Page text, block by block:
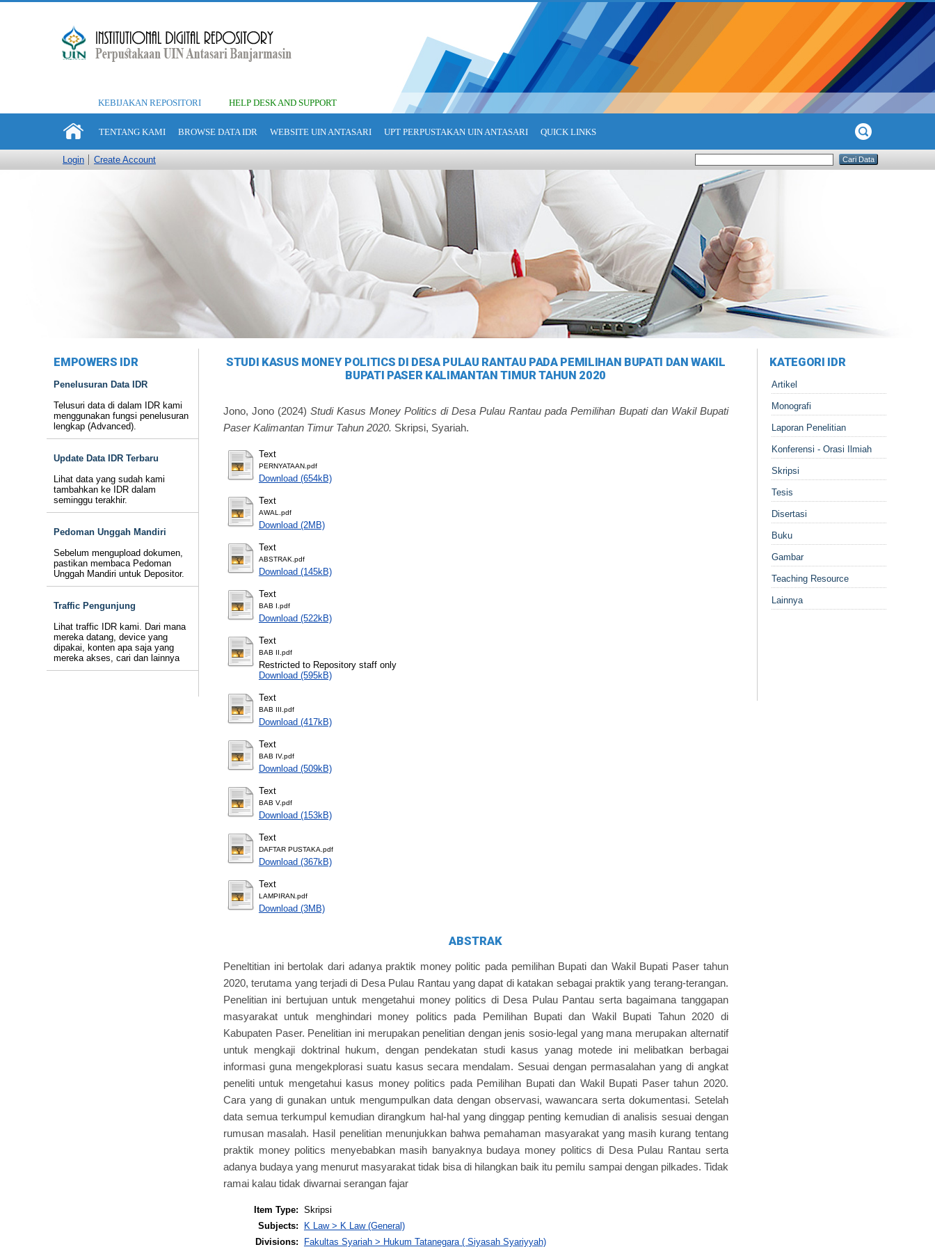
KEBIJAKAN REPOSITORI HELP DESK AND SUPPORT
TENTANG KAMI BROWSE DATA IDR WEBSITE UIN ANTASARI UPT PERPUSTAKAN UIN ANTASARI QUICK LINKS
Login Create Account
EMPOWERS IDR
Penelusuran Data IDR
Telusuri data di dalam IDR kami
menggunakan fungsi penelusuran
lengkap (Advanced).
Update Data IDR Terbaru
Lihat data yang sudah kami
tambahkan ke IDR dalam
seminggu terakhir.
Pedoman Unggah Mandiri
Sebelum mengupload dokumen,
pastikan membaca Pedoman
Unggah Mandiri untuk Depositor.
Traffic Pengunjung
Lihat traffic IDR kami. Dari mana
mereka datang, device yang
dipakai, konten apa saja yang
mereka akses, cari dan lainnya
STUDI KASUS MONEY POLITICS DI DESA PULAU RANTAU PADA PEMILIHAN BUPATI DAN WAKIL
BUPATI PASER KALIMANTAN TIMUR TAHUN 2020
Jono, Jono(2024)Studi Kasus Money Politics di Desa Pulau Rantau pada Pemilihan Bupati dan Wakil Bupati
Paser Kalimantan Timur Tahun 2020. Skripsi, Syariah.
Text
PERNYATAAN.pdf
Download (654kB)
Text
AWAL.pdf
Download (2MB)
Text
ABSTRAK.pdf
Download (145kB)
Text
BAB I.pdf
Download (522kB)
Text
BAB II.pdf
Restricted to Repository staff only
Download (595kB)
Text
BAB III.pdf
Download (417kB)
Text
BAB IV.pdf
Download (509kB)
Text
BAB V.pdf
Download (153kB)
Text
DAFTAR PUSTAKA.pdf
Download (367kB)
Text
LAMPIRAN.pdf
Download (3MB)
ABSTRAK
Peneltitian ini bertolak dari adanya praktik money politic pada pemilihan Bupati dan Wakil Bupati Paser tahun
2020, terutama yang terjadi di Desa Pulau Rantau yang dapat di katakan sebagai praktik yang terang-terangan.
Penelitian ini bertujuan untuk mengetahui money politics di Desa Pulau Pantau serta bagaimana tanggapan
masyarakat untuk menghindari money politics pada Pemilihan Bupati dan Wakil Bupati Tahun 2020 di
Kabupaten Paser. Penelitian ini merupakan penelitian dengan jenis sosio-legal yang mana merupakan alternatif
untuk mengkaji doktrinal hukum, dengan pendekatan studi kasus yanag motede ini melibatkan berbagai
informasi guna mengekplorasi suatu kasus secara mendalam. Sesuai dengan permasalahan yang di angkat
peneliti untuk mengetahui kasus money politics pada Pemilihan Bupati dan Wakil Bupati Paser tahun 2020.
Cara yang di gunakan untuk mengumpulkan data dengan observasi, wawancara serta dokumentasi. Setelah
data semua terkumpul kemudian dirangkum hal-hal yang dinggap penting kemudian di analisis sesuai dengan
rumusan masalah. Hasil penelitian menunjukkan bahwa pemahaman masyarakat yang masih kurang tentang
praktik money politics menyebabkan masih banyaknya budaya money politics di Desa Pulau Rantau serta
adanya budaya yang menurut masyarakat tidak bisa di hilangkan baik itu pemilu sampai dengan pilkades. Tidak
ramai kalau tidak diwarnai serangan fajar
Item Type: Skripsi
Subjects:
K Law > K Law (General)
Divisions:
Fakultas Syariah > Hukum Tatanegara ( Siyasah Syariyyah)
KATEGORI IDR
Artikel
Monografi
Laporan Penelitian
Konferensi - Orasi Ilmiah
Skripsi
Tesis
Disertasi
Buku
Gambar
Teaching Resource
Lainnya